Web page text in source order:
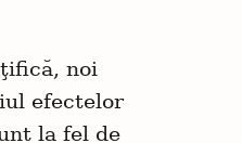
noi
efectelor
la fel de